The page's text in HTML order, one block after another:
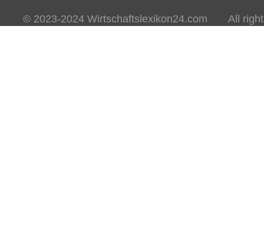
© 2023-2024 Wirtschaftslexikon24.com All